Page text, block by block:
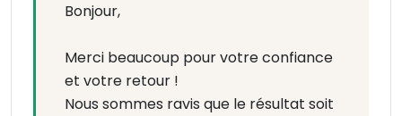
Bonjour,
Merci beaucoup pour votre confiance
et votre retour !
Nous sommes ravis que le résultat soit